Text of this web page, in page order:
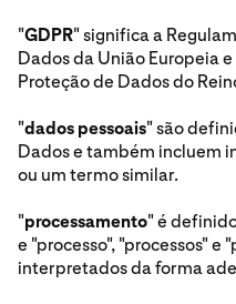
"GDPR" significa a
Dados da União Europeia
Proteção de Dados do
"dados pessoais" são
Dados e também incluem
ou um termo similar.
"processamento" é
e "processo", "processos" e
interpretados da forma